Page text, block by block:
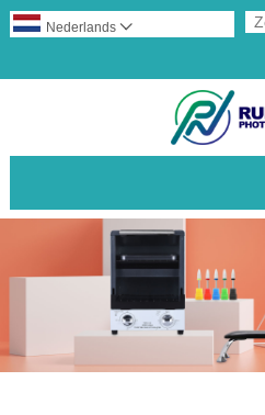
Nederlands 